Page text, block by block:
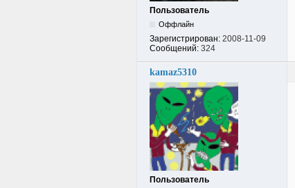
Пользователь
Оффлайн
Зарегистрирован: 2008-11-09
Сообщений: 324
kamaz5310
Пользователь